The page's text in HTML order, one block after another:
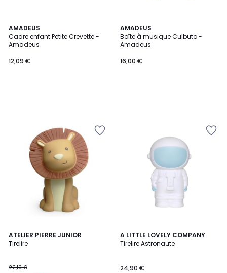
AMADEUS
Cadre enfant Petite Crevette -
Amadeus
12,09 €
AMADEUS
Boîte à musique Culbuto -
Amadeus
16,00 €
ATELIER PIERRE JUNIOR
Tirelire
22,10 €
5
/
A LITTLE LOVELY COMPANY
Tirelire Astronaute
24,90 €
4
/